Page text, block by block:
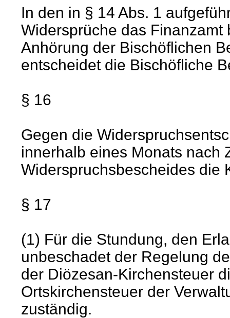
In den in § 14 Abs. 1
Widersprüche das
Anhörung der Bischöflichen
entscheidet die Bischöfliche
§ 16
Gegen die
innerhalb eines Monats nach
Widerspruchsbescheides die
§ 17
(1) Für die Stundung, den
unbeschadet der Regelung
der Diözesan-Kirchensteuer
Ortskirchensteuer der
zuständig.